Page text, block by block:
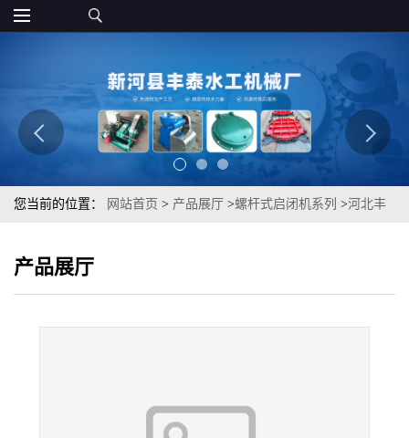
您当前的位置： 网站首页 > 产品展厅 >螺杆式启闭机系列 >河北丰
产品展厅